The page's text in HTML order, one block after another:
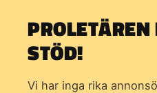
STÖD!
Vi har inga rika